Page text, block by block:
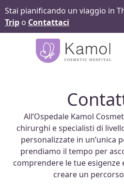
Stai pianificando un viaggio in
Trip o Contattaci
All’Ospedale Kamol
chirurghi e specialisti di
personalizzate in un’unica
prendiamo il tempo per
comprendere le tue esigenze
creare un